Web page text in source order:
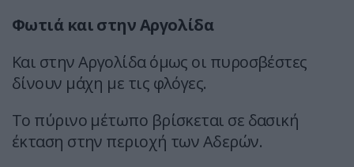
Φωτιά και στην Αργολίδα
Και στην Αργολίδα όμως οι πυροσβέστες
δίνουν μάχη με τις φλόγες.
Το πύρινο μέτωπο βρίσκεται σε δασική
έκταση στην περιοχή των Αδερών.